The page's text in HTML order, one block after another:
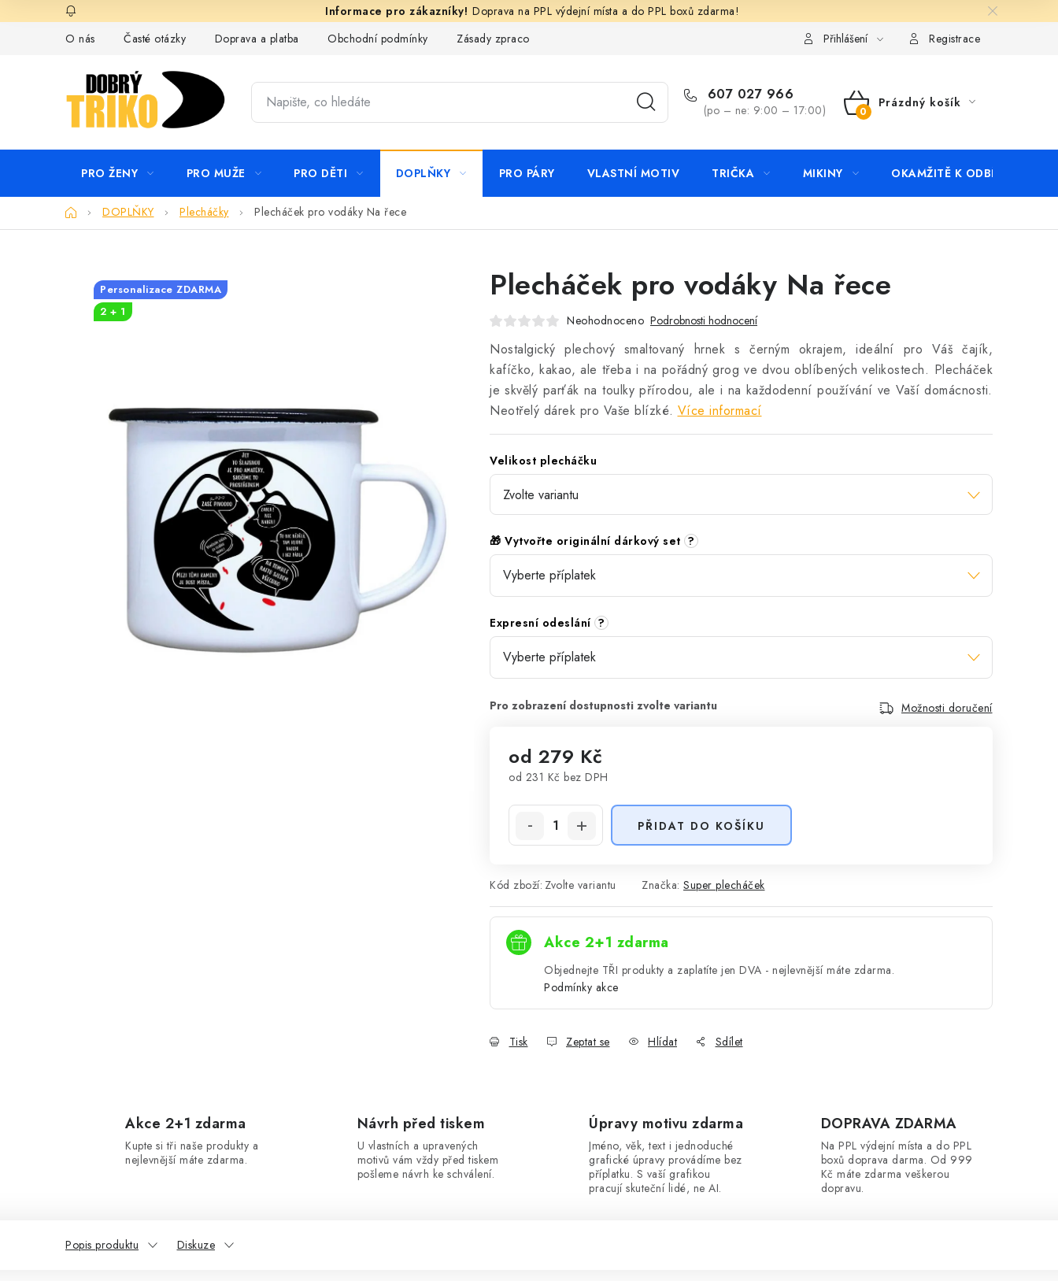
na
Doprava na PPL výdejní místa a do PPL boxů zdarma!
O nás
Časté otázky Doprava a platba Obchodní podmínky Zásady zpracování ochrany osobních údajů KontaktyPřihlášení Registrace
607 027 966
(po – ne: 9:00 – 17:00)
NÁKUPNÍ
Prázdný košík
PRO ŽENY PRO MUŽE PRO DĚTI DOPLŇKY PRO PÁRY VLASTNÍ MOTIV TRIČKA MIKINY OKAMŽITĚ K ODBĚRU
DomůDOPLŇKY Plecháčky Plecháček pro vodáky Na řece
Plecháček pro vodáky Na řece
Neohodnoceno Podrobnosti hodnocení
Nostalgický plechový smaltovaný hrnek s černým okrajem, ideální pro Váš čajík,
kafíčko, kakao, ale třeba i na pořádný grog ve dvou oblíbených velikostech. Plecháček
je skvělý parťák na toulky přírodou, ale i na každodenní používání ve Vaší domácnosti.
Neotřelý dárek pro Vaše blízké. Více informací
Velikost plecháčku
🎁 Vytvořte originální dárkový set ?
Expresní odeslání ?
Možnosti doručení
od 279 Kč
od 231 Kč bez DPH
PŘIDAT DO KOŠÍKU
Kód zboží: Zvolte variantu Značka: Super plecháček
Akce 2+1 zdarma
Objednejte TŘI produkty a zaplatíte jen DVA - nejlevnější máte zdarma.
Podmínky akce
Tisk Zeptat se Hlídat Sdílet
Personalizace ZDARMA
2 + 1
Akce 2+1 zdarma
Kupte si tři naše produkty a
nejlevnější máte zdarma.
Návrh před tiskem
U vlastních a upravených
motivů vám vždy před tiskem
pošleme návrh ke schválení.
Úpravy motivu zdarma
Jméno, věk, text i jednoduché
grafické úpravy provádíme bez
příplatku. S vaší grafikou
pracují skuteční lidé, ne AI.
DOPRAVA ZDARMA
Na PPL výdejní místa a do PPL
boxů doprava darma. Od 999
Kč máte zdarma veškerou
dopravu.
Popis produktu Diskuze